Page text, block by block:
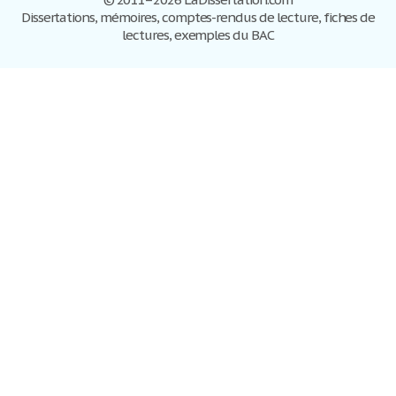
Dissertations, mémoires, comptes-rendus de lecture, fiches de
lectures, exemples du BAC